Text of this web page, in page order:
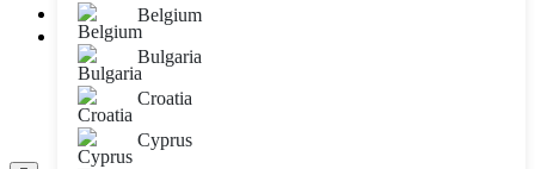
Belgium
Bulgaria
Croatia
Cyprus
Autorizēties
Aizmirsta parole
Reģistrēties